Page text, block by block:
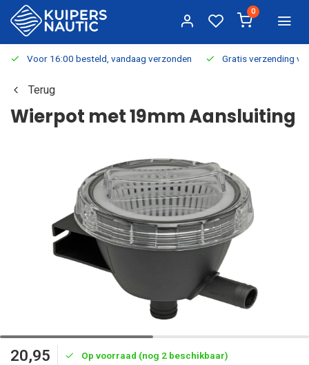
0
Voor 16:00 besteld, vandaag verzonden Gratis verzending
Terug
Wierpot met 19mm Aansluiting
20,95 Op voorraad (nog 2 beschikbaar)